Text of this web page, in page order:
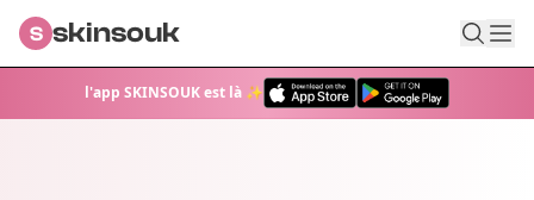
l'app SKINSOUK est là ✨
S skinsouk
CAUDALIE - Produits Cosmétiques